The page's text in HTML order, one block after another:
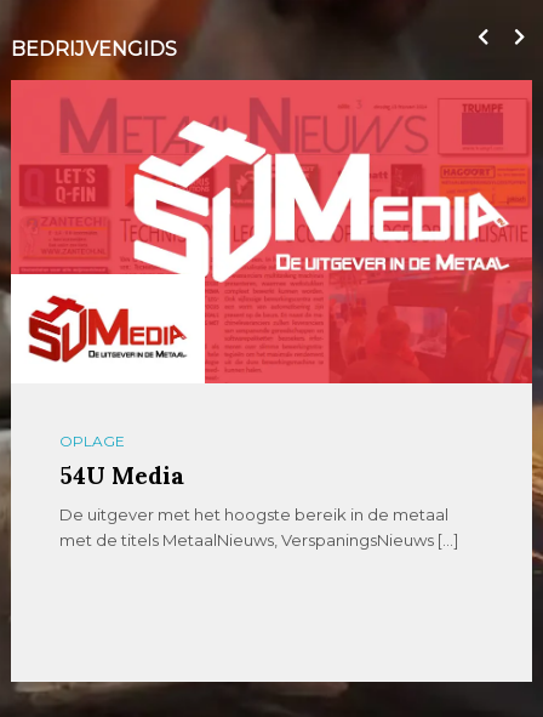
BEDRIJVENGIDS
OPLAGE
54U Media
De uitgever met het hoogste bereik in de metaal
met de titels MetaalNieuws, VerspaningsNieuws […]